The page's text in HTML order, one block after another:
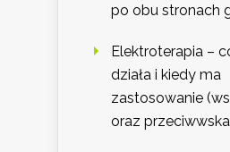
po obu stronach
Elektroterapia –
działa i kiedy ma
zastosowanie
oraz